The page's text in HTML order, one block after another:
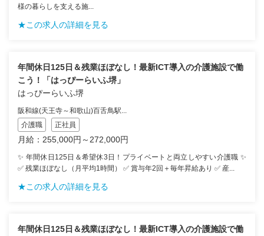
様の暮らしを支える施...
★この求人の詳細を見る
年間休日125日＆残業ほぼなし！最新ICT導入の介護施設で働
こう！「はっぴーらいふ堺」
はっぴーらいふ堺
阪和線(天王寺～和歌山)百舌鳥駅...
介護職
正社員
月給：255,000円～272,000円
✨ 年間休日125日＆希望休3日！プライベートと両立しやすい介護職 ✨
✅ 残業ほぼなし（月平均1時間） ✅ 賞与年2回＋毎年昇給あり ✅ 産...
★この求人の詳細を見る
年間休日125日＆残業ほぼなし！最新ICT導入の介護施設で働